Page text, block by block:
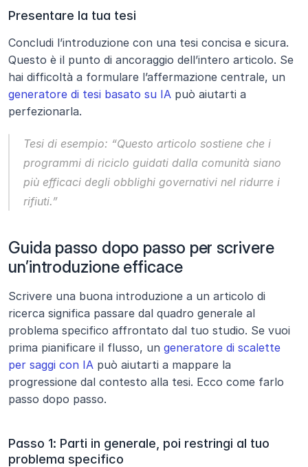
Presentare la tua tesi
Concludi l’introduzione con una tesi concisa e sicura.
Questo è il punto di ancoraggio dell’intero articolo. Se
generatore di tesi basato su IA può aiutarti a
perfezionarla.
Tesi di esempio: “Questo articolo sostiene che i
programmi di riciclo guidati dalla comunità siano
più efficaci degli obblighi governativi nel ridurre i
rifiuti.”
Guida passo dopo passo per scrivere
un’introduzione efficace
Scrivere una buona introduzione a un articolo di
ricerca significa passare dal quadro generale al
problema specifico affrontato dal tuo studio. Se vuoi
prima pianificare il flusso, un generatore di scalette
per saggi con IA può aiutarti a mappare la
progressione dal contesto alla tesi. Ecco come farlo
passo dopo passo.
Passo 1: Parti in generale, poi restringi al tuo
problema specifico